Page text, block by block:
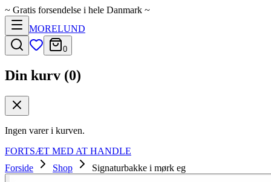
~ Gratis forsendelse i hele Danmark ~
MORELUND
0
Din kurv (0)
Ingen varer i kurven.
FORTSÆT MED AT HANDLE
Forside
Shop Signaturbakke i mørk eg